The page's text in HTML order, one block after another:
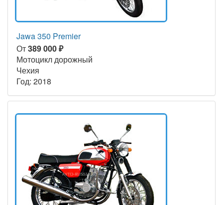
Jawa 350 Premier
От389 000 ₽
Мотоцикл дорожный
Чехия
Год: 2018